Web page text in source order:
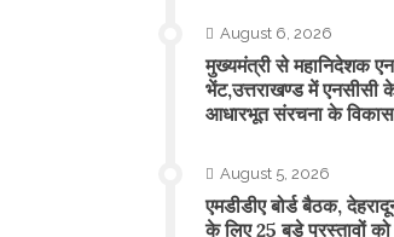
August 6, 2026
मुख्यमंत्री से महानिदेशक
भेंट,उत्तराखण्ड में एनसीसी
आधारभूत संरचना के विकास
August 5, 2026
एमडीडीए बोर्ड बैठक,
के लिए 25 बड़े प्रस्तावों को